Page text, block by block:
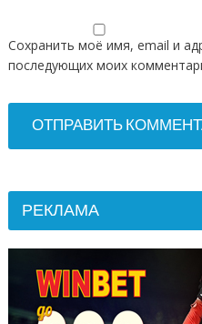
Сохранить моё имя, email и
последующих моих
РЕКЛАМА